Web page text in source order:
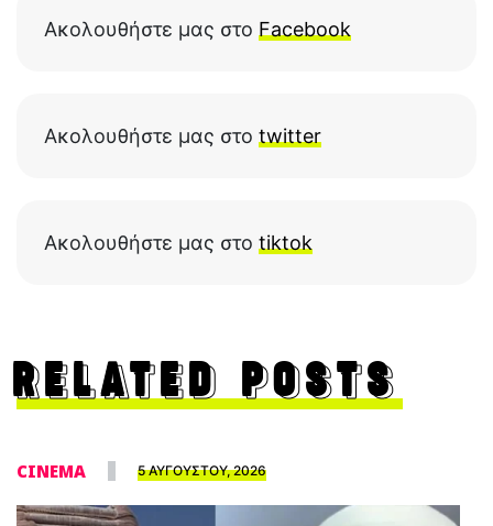
Ακολουθήστε μας στο Facebook
Ακολουθήστε μας στο twitter
Ακολουθήστε μας στο tiktok
RELATED POSTS
CINEMA 5 ΑΥΓΟΥΣΤΟΥ, 2026